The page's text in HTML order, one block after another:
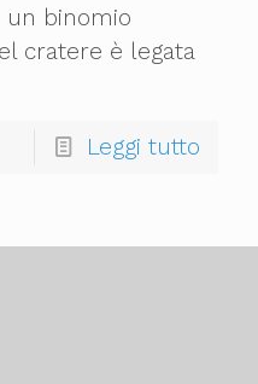
binomio
cratere è legata
Leggi tutto